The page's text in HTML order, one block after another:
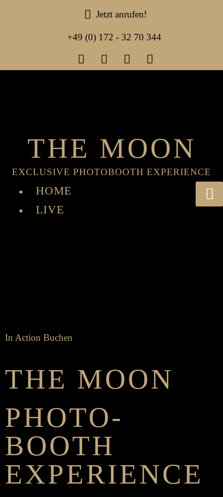
Jetzt anrufen!
+49 (0) 172 - 32 70 344
THE MOON
EXCLUSIVE PHOTO­BOOTH EXPERIENCE
HOME
LIVE
In Action Buchen
THE MOON
PHOTO­
BOOTH
EXPERIENCE